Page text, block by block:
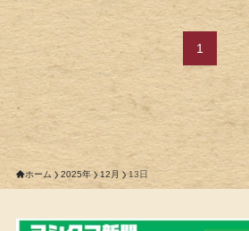
1
ホーム 2025年 12月 13日